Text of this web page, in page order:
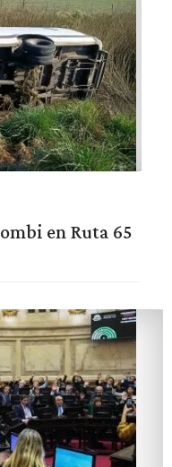
en Ruta 65